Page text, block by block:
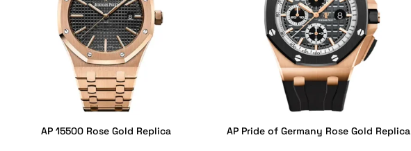
AP 15500 Rose Gold Replica AP Pride of Germany Rose Gold Replica